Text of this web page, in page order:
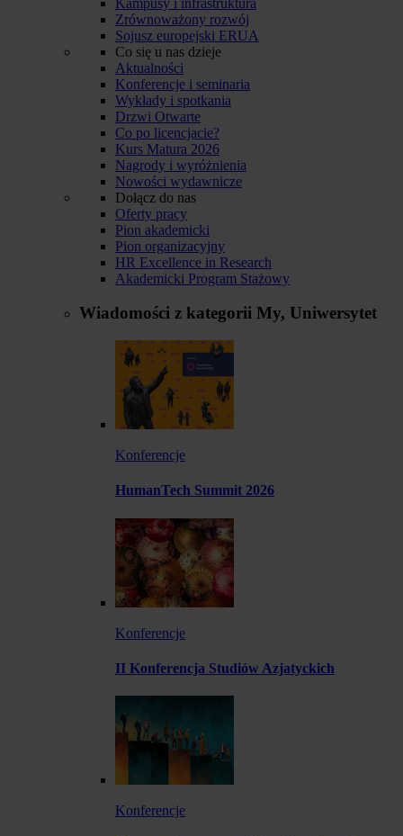
Zrównoważony rozwój
Sojusz europejski ERUA
Co się u nas dzieje
Aktualności
Konferencje i seminaria
Wykłady i spotkania
Drzwi Otwarte
Co po licencjacie?
Kurs Matura 2026
Nagrody i wyróżnienia
Nowości wydawnicze
Dołącz do nas
Oferty pracy
Pion akademicki
Pion organizacyjny
HR Excellence in Research
Akademicki Program Stażowy
Wiadomości z kategorii My, Uniwersytet
Konferencje
HumanTech Summit 2026
Konferencje
II Konferencja Studiów Azjatyckich
Konferencje